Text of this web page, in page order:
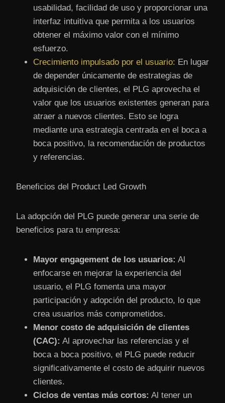
usabilidad, facilidad de uso y proporcionar una
interfaz intuitiva que permita a los usuarios
obtener el máximo valor con el mínimo
esfuerzo.
Crecimiento impulsado por el usuario: En lugar
de depender únicamente de estrategias de
adquisición de clientes, el PLG aprovecha el
valor que los usuarios existentes generan para
atraer a nuevos clientes. Esto se logra
mediante una estrategia centrada en el boca a
boca positivo, la recomendación de productos
y referencias.
Beneficios del Product Led Growth
La adopción del PLG puede generar una serie de
beneficios para tu empresa:
Mayor engagement de los usuarios: Al
enfocarse en mejorar la experiencia del
usuario, el PLG fomenta una mayor
participación y adopción del producto, lo que
crea usuarios más comprometidos.
Menor costo de adquisición de clientes
(CAC): Al aprovechar las referencias y el
boca a boca positivo, el PLG puede reducir
significativamente el costo de adquirir nuevos
clientes.
Ciclos de ventas más cortos: Al tener un